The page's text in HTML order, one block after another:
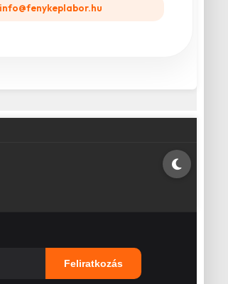
info@fenykeplabor.hu
Feliratkozás